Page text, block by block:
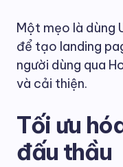
Một mẹo là dùng
để tạo landing
người dùng qua
và cải thiện.
Tối ưu
đấu thầu